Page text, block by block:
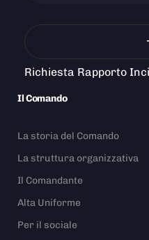
Richiesta Rapporto
Il Comando
La storia del Comando
La struttura organizzativa
Il Comandante
Alta Uniforme
Per il sociale